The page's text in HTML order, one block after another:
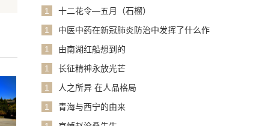
1
十二花令—五月（石榴）
1
中医中药在新冠肺炎防治中发挥了什么作
1
由南湖红船想到的
1
长征精神永放光芒
1
人之所异 在人品格局
1
青海与西宁的由来